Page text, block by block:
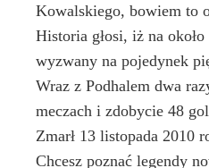
Kowalskiego, bowiem to
Historia głosi, iż na
wyzwany na pojedynek
Wraz z Podhalem dwa
meczach i zdobycie 48
Zmarł 13 listopada 2010
Chcesz poznać legendy